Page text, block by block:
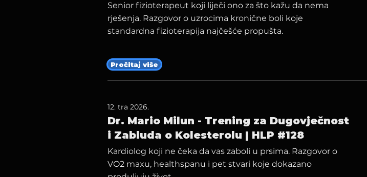
Senior fizioterapeut koji liječi ono za što kažu da nema
rješenja. Razgovor o uzrocima kronične boli koje
standardna fizioterapija najčešće propušta.
Pročitaj više
12. tra 2026.
Dr. Mario Milun - Trening za Dugovječnost
i Zabluda o Kolesterolu | HLP #128
Kardiolog koji ne čeka da vas zaboli u prsima. Razgovor o
VO2 maxu, healthspanu i pet stvari koje dokazano